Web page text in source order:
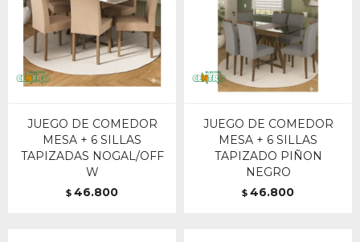
JUEGO DE COMEDOR
MESA + 6 SILLAS
TAPIZADAS NOGAL/OFF
W
$ 46.800
JUEGO DE COMEDOR
MESA + 6 SILLAS
TAPIZADO PIÑON
NEGRO
$ 46.800